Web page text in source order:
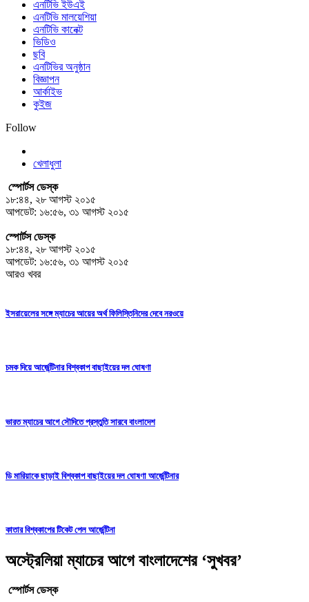
এনটিভি ইউএই
এনটিভি মালয়েশিয়া
এনটিভি কানেক্ট
ভিডিও
ছবি
এনটিভির অনুষ্ঠান
বিজ্ঞাপন
আর্কাইভ
কুইজ
Follow
খেলাধুলা
স্পোর্টস ডেস্ক
১৮:৪৪, ২৮ আগস্ট ২০১৫
আপডেট: ১৬:৫৬, ৩১ আগস্ট ২০১৫
স্পোর্টস ডেস্ক
১৮:৪৪, ২৮ আগস্ট ২০১৫
আপডেট: ১৬:৫৬, ৩১ আগস্ট ২০১৫
আরও খবর
ইসরায়েলের সঙ্গে ম্যাচের আয়ের অর্থ ফিলিস্তিনিদের দেবে নরওয়ে
চমক দিয়ে আর্জেন্টিনার বিশ্বকাপ বাছাইয়ের দল ঘোষণা
ভারত ম্যাচের আগে সৌদিতে প্রস্তুতি সারবে বাংলাদেশ
ডি মারিয়াকে ছাড়াই বিশ্বকাপ বাছাইয়ের দল ঘোষণা আর্জেন্টিনার
কাতার বিশ্বকাপের টিকেট পেল আর্জেন্টিনা
অস্ট্রেলিয়া ম্যাচের আগে বাংলাদেশের ‘সুখবর’
স্পোর্টস ডেস্ক